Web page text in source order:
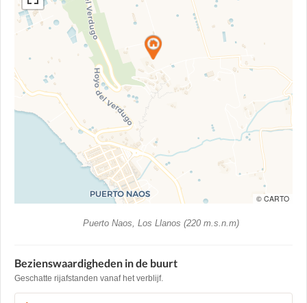
© CARTO
Puerto Naos, Los Llanos (220 m.s.n.m)
Bezienswaardigheden in de buurt
Geschatte rijafstanden vanaf het verblijf.